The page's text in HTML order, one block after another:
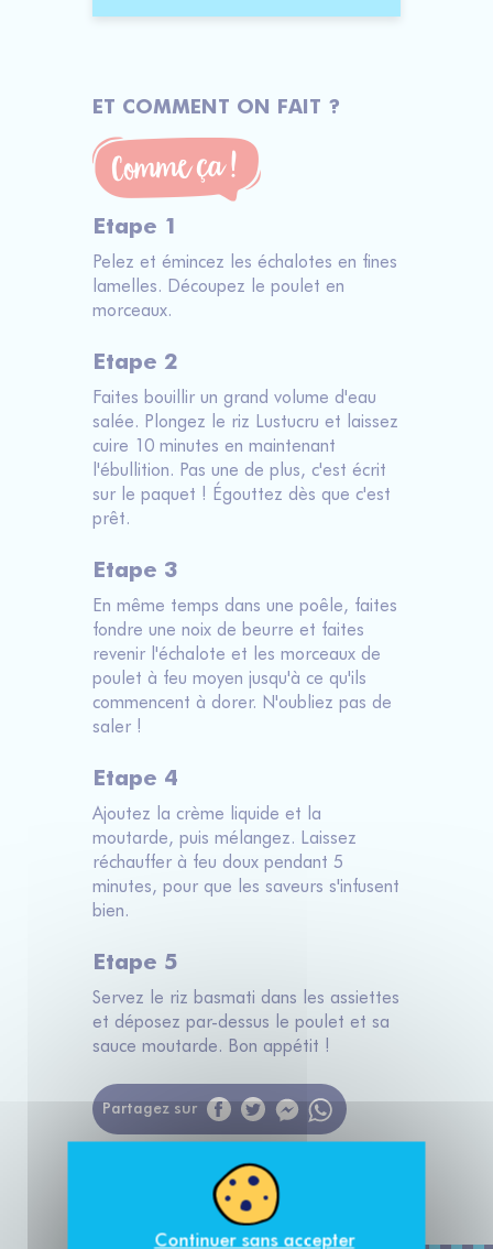
ET COMMENT ON FAIT ?
Etape 1
Pelez et émincez les échalotes en fines
lamelles. Découpez le poulet en
morceaux.
Etape 2
Faites bouillir un grand volume d'eau
salée. Plongez le riz Lustucru et laissez
cuire 10 minutes en maintenant
l'ébullition. Pas une de plus, c'est écrit
sur le paquet ! Égouttez dès que c'est
prêt.
Etape 3
En même temps dans une poêle, faites
fondre une noix de beurre et faites
revenir l'échalote et les morceaux de
poulet à feu moyen jusqu'à ce qu'ils
commencent à dorer. N'oubliez pas de
saler !
Etape 4
Ajoutez la crème liquide et la
moutarde, puis mélangez. Laissez
réchauffer à feu doux pendant 5
minutes, pour que les saveurs s'infusent
bien.
Etape 5
Servez le riz basmati dans les assiettes
et déposez par-dessus le poulet et sa
sauce moutarde. Bon appétit !
Partagez sur
Messenger
WhatsApp
Continuer sans accepter